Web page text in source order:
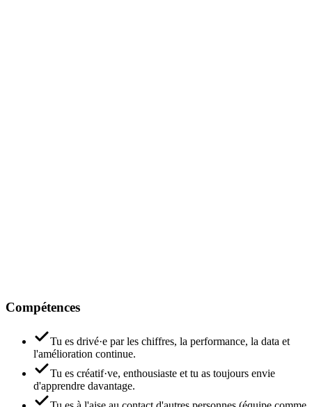
Compétences
Tu es drivé·e par les chiffres, la performance, la data et
l'amélioration continue.
Tu es créatif·ve, enthousiaste et tu as toujours envie
d'apprendre davantage.